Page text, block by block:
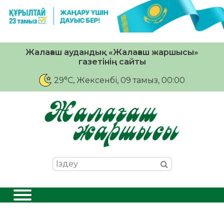
Жалағаш аудандық «Жалағаш жаршысы»
газетінің сайты
29°C, Жексенбі, 09 тамыз, 00:00